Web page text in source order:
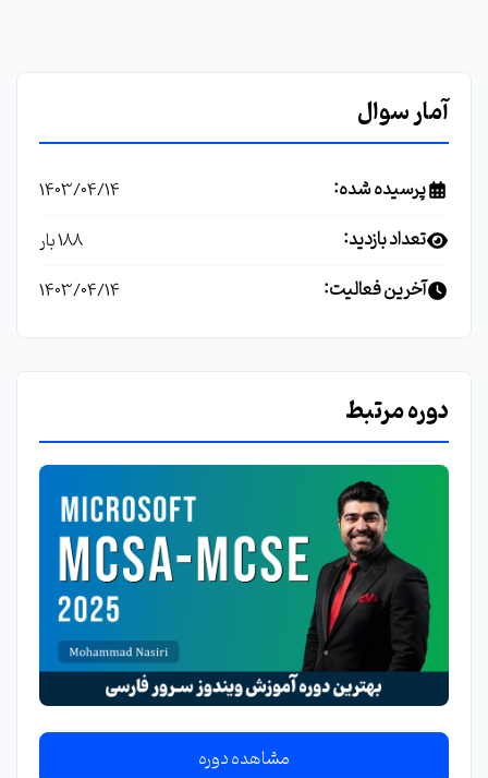
آمار سوال
پرسیده شده: 1403/04/14
تعداد بازدید: 188 بار
آخرین فعالیت: 1403/04/14
دوره مرتبط
مشاهده دوره